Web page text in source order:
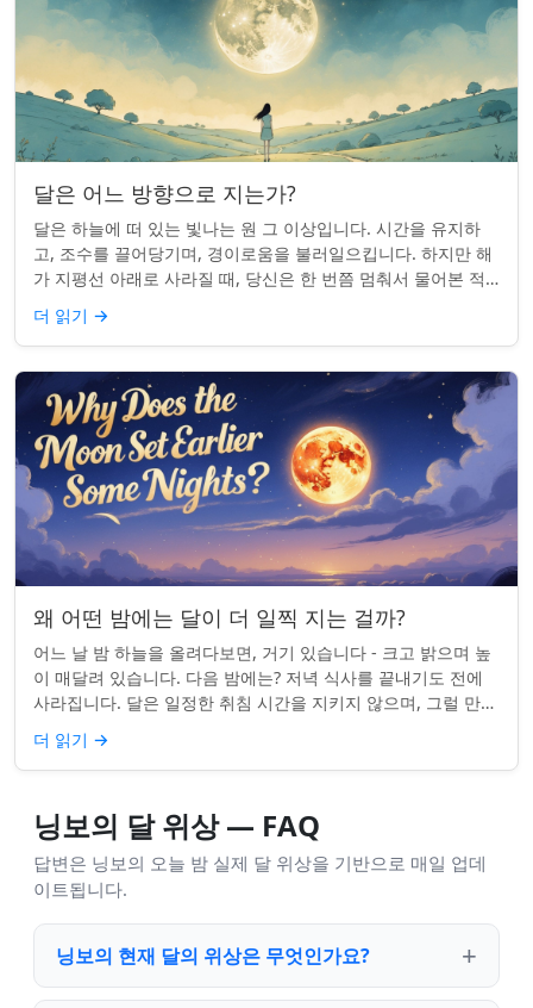
달은 어느 방향으로 지는가?
달은 하늘에 떠 있는 빛나는 원 그 이상입니다. 시간을 유지하
고, 조수를 끌어당기며, 경이로움을 불러일으킵니다. 하지만 해
가 지평선 아래로 사라질 때, 당신은 한 번쯤 멈춰서 물어본 적
이 있나요: 그곳은 어디일까? ...
더 읽기 →
왜 어떤 밤에는 달이 더 일찍 지는 걸까?
어느 날 밤 하늘을 올려다보면, 거기 있습니다 - 크고 밝으며 높
이 매달려 있습니다. 다음 밤에는? 저녁 식사를 끝내기도 전에
사라집니다. 달은 일정한 취침 시간을 지키지 않으며, 그럴 만한
좋은 이유가 있습니다. ...
더 읽기 →
닝보의 달 위상 — FAQ
답변은 닝보의 오늘 밤 실제 달 위상을 기반으로 매일 업데
이트됩니다.
닝보의 현재 달의 위상은 무엇인가요?